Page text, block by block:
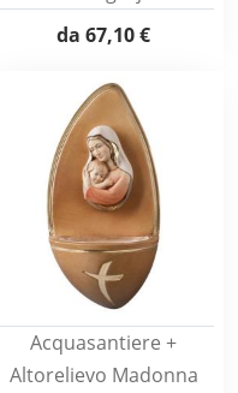
da 67,10 €
Acquasantiere +
Altorelievo Madonna